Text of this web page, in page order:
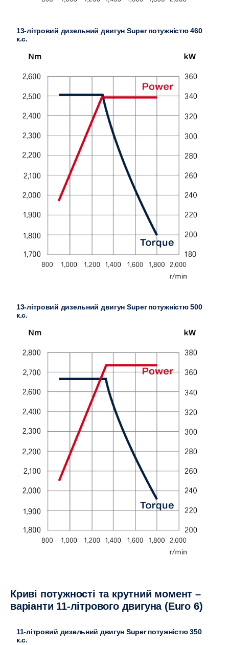
13-літровий дизельний двигун Super потужністю 460
к.с.
13-літровий дизельний двигун Super потужністю 500
к.с.
Криві потужності та крутний момент –
варіанти 11-літрового двигуна (Euro 6)
11-літровий дизельний двигун Super потужністю 350
к.с.